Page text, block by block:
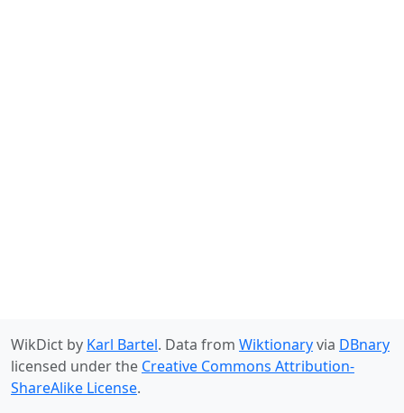
WikDict by Karl Bartel. Data from Wiktionaryvia DBnary
licensed under the Creative Commons Attribution-
ShareAlike License.